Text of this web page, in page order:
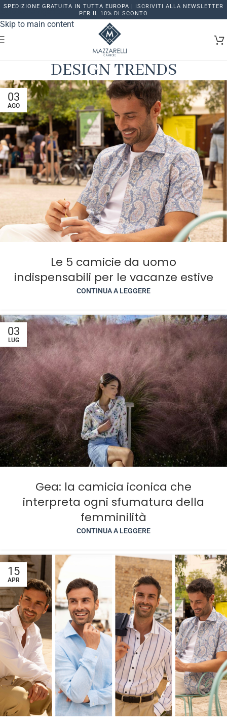
Skip to navigation
Skip to main content
SPEDIZIONE GRATUITA IN TUTTA EUROPA | ISCRIVITI ALLA NEWSLETTER
PER IL 10% DI SCONTO
DESIGN TRENDS
03
AGO
Le 5 camicie da uomo
indispensabili per le vacanze estive
CONTINUA A LEGGERE
03
LUG
Gea: la camicia iconica che
interpreta ogni sfumatura della
femminilità
CONTINUA A LEGGERE
15
APR